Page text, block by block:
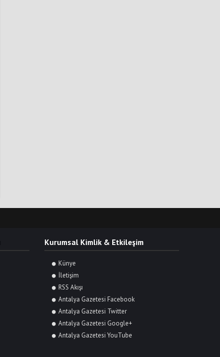
Kurumsal Kimlik & Etkileşim
Künye
İletişim
RSS Akışı
Antalya Gazetesi Facebook
Antalya Gazetesi Twitter
Antalya Gazetesi Google+
Antalya Gazetesi YouTube